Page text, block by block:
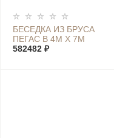
БЕСЕДКА ИЗ БРУСА
ПЕГАС В 4М Х 7М
582482 ₽